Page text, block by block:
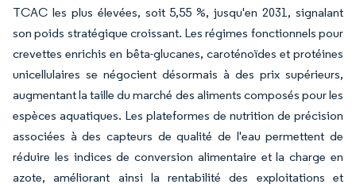
TCAC les plus élevées, soit 5,55 %, jusqu'en 2031, signalant
son poids stratégique croissant. Les régimes fonctionnels pour
crevettes enrichis en bêta-glucanes, caroténoïdes et protéines
unicellulaires se négocient désormais à des prix supérieurs,
augmentant la taille du marché des aliments composés pour les
espèces aquatiques. Les plateformes de nutrition de précision
associées à des capteurs de qualité de l'eau permettent de
réduire les indices de conversion alimentaire et la charge en
azote, améliorant ainsi la rentabilité des exploitations et